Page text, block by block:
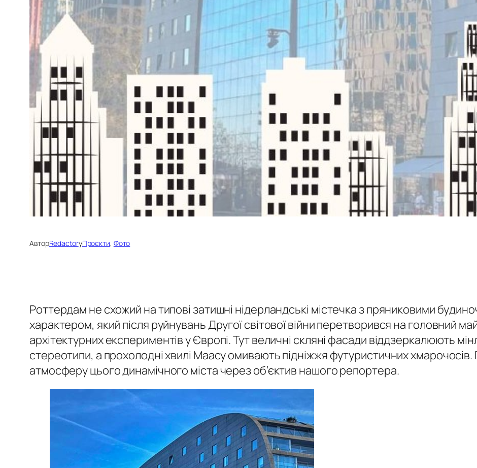
АвторRedactorуПроєкти, Фото
Роттердам не схожий на типові затишні нідерландські містечка з пряниковими
характером, який після руйнувань Другої світової війни перетворився на головний
архітектурних експериментів у Європі. Тут величні скляні фасади віддзеркалюють
стереотипи, а прохолодні хвилі Маасу омивають підніжжя футуристичних
атмосферу цього динамічного міста через об’єктив нашого репортера.